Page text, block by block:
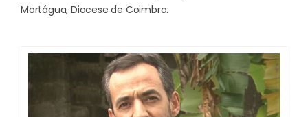
Mortágua, Diocese de Coimbra.